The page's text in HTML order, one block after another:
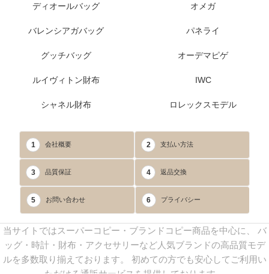
ディオールバッグ
バレンシアガバッグ
グッチバッグ
ルイヴィトン財布
シャネル財布
オメガ
パネライ
オーデマピゲ
IWC
ロレックスモデル
1 会社概要 2 支払い方法
3 品質保証 4 返品交換
5 お問い合わせ 6 プライバシー
当サイトではスーパーコピー・ブランドコピー商品を中心に、 バ
ッグ・時計・財布・アクセサリーなど人気ブランドの高品質モデ
ルを多数取り揃えております。 初めての方でも安心してご利用い